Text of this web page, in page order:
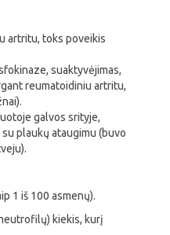
artritu, toks poveikis
suaktyvėjimas,
reumatoidiniu artritu,
galvos srityje,
plaukų ataugimu (buvo
1 iš 100 asmenų).
kiekis, kurį